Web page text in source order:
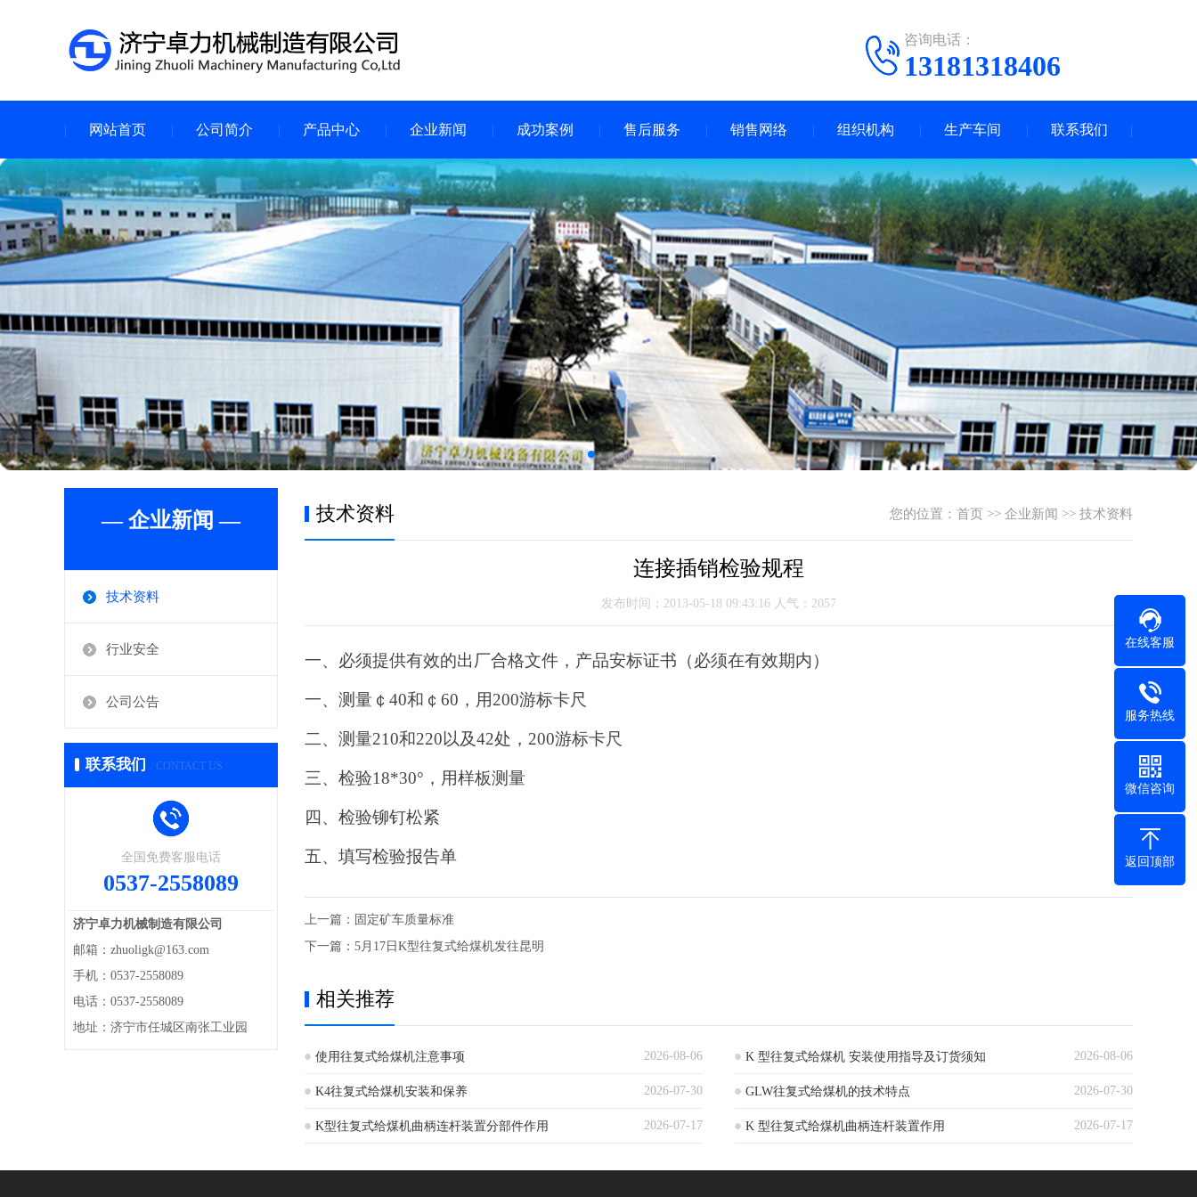
咨询电话：
13181318406
网站首页 公司简介 产品中心 企业新闻 成功案例 售后服务 销售网络 组织机构 生产车间 联系我们
— 企业新闻 —
技术资料
行业安全
公司公告
联系我们 / CONTACT US
全国免费客服电话
0537-2558089
济宁卓力机械制造有限公司
邮箱：zhuoligk@163.com
手机：0537-2558089
电话：0537-2558089
地址：济宁市任城区南张工业园
您的位置： 首页 >> 企业新闻 >> 技术资料
技术资料
连接插销检验规程
发布时间：2013-05-18 09:43:16 人气：2057
一、必须提供有效的出厂合格文件，产品安标证书（必须在有效期内）
一、测量￠40和￠60，用200游标卡尺
二、测量210和220以及42处，200游标卡尺
三、检验18*30°，用样板测量
四、检验铆钉松紧
五、填写检验报告单
上一篇： 固定矿车质量标准
下一篇： 5月17日K型往复式给煤机发往昆明
相关推荐
2026-08-06
使用往复式给煤机注意事项 2026-08-06
K 型往复式给煤机 安装使用指导及订货须知
2026-07-30
K4往复式给煤机安装和保养 2026-07-30
GLW往复式给煤机的技术特点‌
2026-07-17
K型往复式给煤机曲柄连杆装置分部件作用 2026-07-17
K 型往复式给煤机曲柄连杆装置作用
在线客服
服务热线
微信咨询
返回顶部